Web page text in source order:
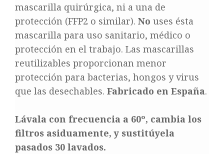
mascarilla quirúrgica, ni a una de
protección (FFP2 o similar). No uses ésta
mascarilla para uso sanitario, médico o
protección en el trabajo. Las mascarillas
reutilizables proporcionan menor
protección para bacterias, hongos y virus
que las desechables. Fabricado en España.
Lávala con frecuencia a 60º, cambia los
filtros asiduamente, y sustitúyela
pasados 30 lavados.